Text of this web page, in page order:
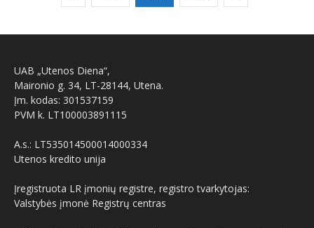
UAB „Utenos Diena“,
Maironio g. 34, LT-28144, Utena.
Įm. kodas: 301537159
PVM k. LT100003891115
A.s.: LT535014500014000334
Utenos kredito unija
Įregistruota LR įmonių registre, registro tvarkytojas:
Valstybės įmonė Registrų centras